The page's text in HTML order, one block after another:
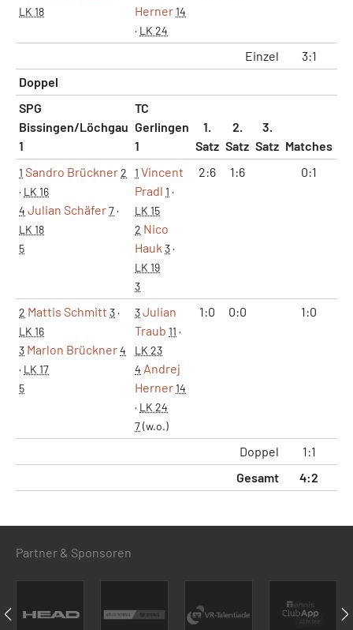
LK 18
Herner14
· LK 24
Einzel 3:1
Doppel
SPG
Bissingen/Löchgau
1
TC
Gerlingen
1
1.
Satz
2.
Satz
3.
Satz Matches
1 Sandro Brückner2
· LK 16
4 Julian Schäfer7·
LK 18
5
1 Vincent
Pradl 1 ·
LK 15
2 Nico
Hauk 3·
LK 19
3
2:6 1:6 0:1
2 Mattis Schmitt 3·
LK 16
3 Marlon Brückner4
· LK 17
5
3Julian
Traub 11 ·
LK 23
4 Andrej
Herner14
· LK 24
7(w.o.)
1:0 0:0 1:0
Doppel 1:1
Gesamt
4:2
Partner & Sponsoren